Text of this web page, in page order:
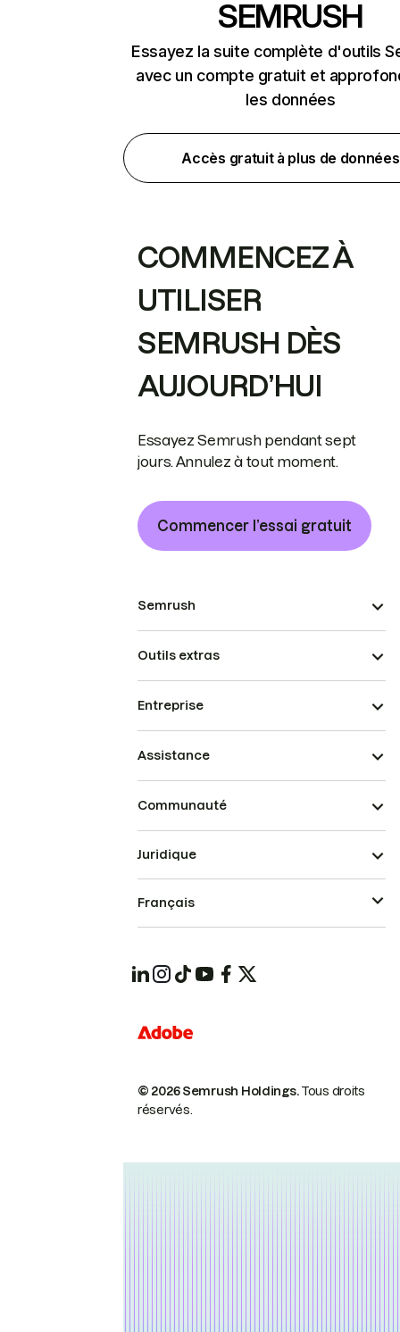
SEMRUSH
Essayez la suite complète d'outils
avec un compte gratuit et
les données
Accès gratuit à plus de données
COMMENCEZ À
UTILISER
SEMRUSH DÈS
AUJOURD’HUI
Essayez Semrush pendant sept
jours. Annulez à tout moment.
Commencer l’essai gratuit
Semrush
Outils extras
Entreprise
Assistance
Communauté
© 2026 Semrush Holdings.Tous droits
réservés.
Juridique
Français